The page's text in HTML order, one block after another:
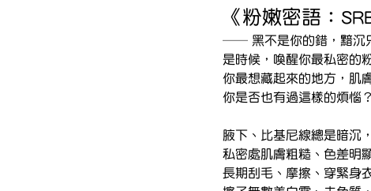
《粉嫩密語：
── 黑不是你的錯，黯沉
是時候，喚醒你最私密的
你最想藏起來的地方，肌
你是否也有過這樣的煩惱？
腋下、比基尼線總是暗沉
私密處肌膚粗糙、色差明
長期刮毛、摩擦、穿緊身